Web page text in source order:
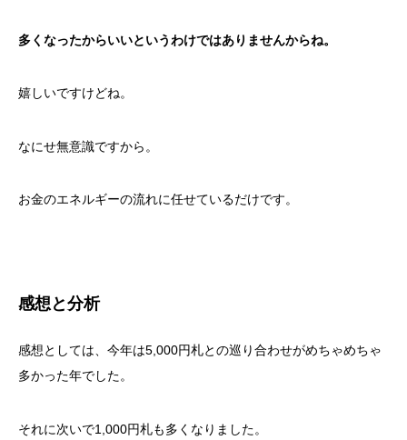
多くなったからいいというわけではありませんからね。
嬉しいですけどね。
なにせ無意識ですから。
お金のエネルギーの流れに任せているだけです。
感想と分析
感想としては、今年は5,000円札との巡り合わせがめちゃめちゃ
多かった年でした。
それに次いで1,000円札も多くなりました。